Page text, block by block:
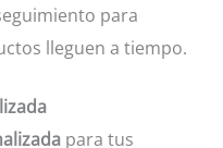
para
lleguen a tiempo.
para tus